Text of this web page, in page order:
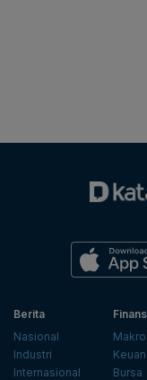
Berita
Nasional
Industri
Internasional
Makro
Bursa